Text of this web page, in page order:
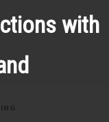
with